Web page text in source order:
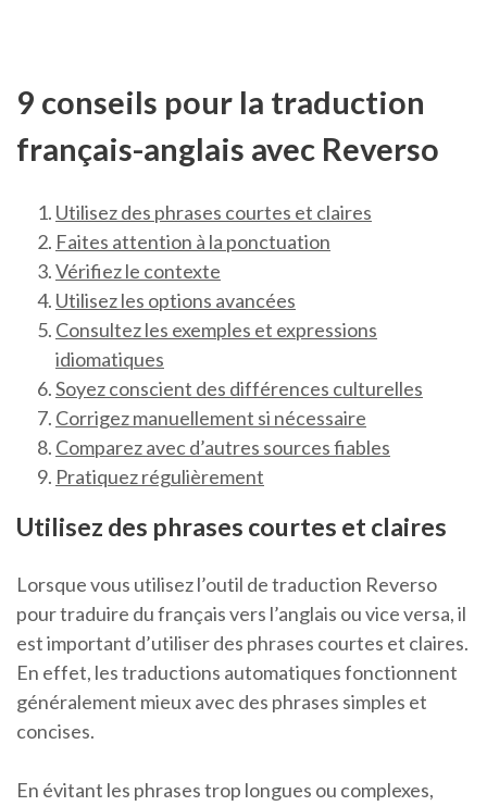
9 conseils pour la traduction
français-anglais avec Reverso
Utilisez des phrases courtes et claires
Faites attention à la ponctuation
Vérifiez le contexte
Utilisez les options avancées
Consultez les exemples et expressions
idiomatiques
Soyez conscient des différences culturelles
Corrigez manuellement si nécessaire
Comparez avec d’autres sources fiables
Pratiquez régulièrement
Utilisez des phrases courtes et claires
Lorsque vous utilisez l’outil de traduction Reverso
pour traduire du français vers l’anglais ou vice versa, il
est important d’utiliser des phrases courtes et claires.
En effet, les traductions automatiques fonctionnent
généralement mieux avec des phrases simples et
concises.
En évitant les phrases trop longues ou complexes,